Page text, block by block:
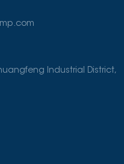
Industrial District,